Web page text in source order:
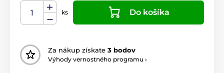
ks Do košíka
Za nákup získate 3 bodov
Výhody vernostného programu ›